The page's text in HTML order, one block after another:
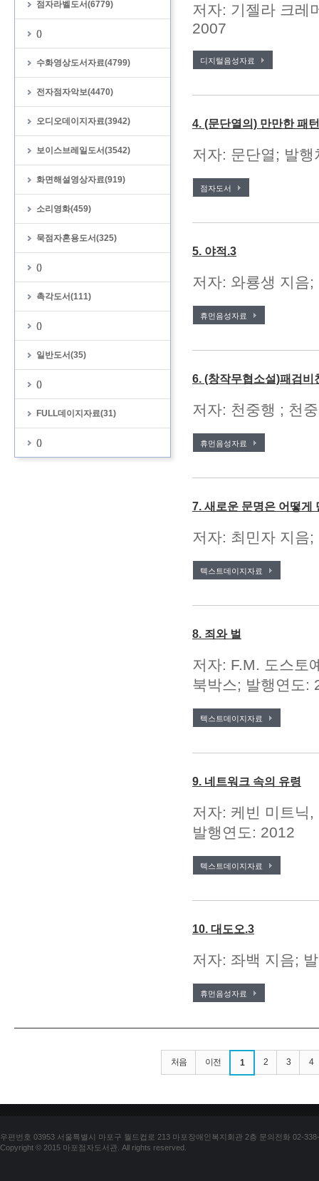
점자라벨도서(6779)
()
수화영상도서자료(4799)
전자점자악보(4470)
오디오데이지자료(3942)
보이스브레일도서(3542)
화면해설영상자료(919)
소리영화(459)
묵점자혼용도서(325)
()
촉각도서(111)
()
일반도서(35)
()
FULL데이지자료(31)
()
저자: 기젤라 크레
2007
디지털음성자료
4. (문단열의) 만만한 패
저자: 문단열; 발
점자도서
5. 야적.3
저자: 와룡생 지음
휴먼음성자료
6. (창작무협소설)패검비
저자: 천중행 ; 천
휴먼음성자료
7. 새로운 문명은 어떻게
저자: 최민자 지음
텍스트데이지자료
8. 죄와 벌
저자: F.M. 도스토
북박스; 발행연도:
텍스트데이지자료
9. 네트워크 속의 유령
저자: 케빈 미트닉
발행연도: 2012
텍스트데이지자료
10. 대도오.3
저자: 좌백 지음;
휴먼음성자료
처음 이전 1 2 3 4
우편번호 03953 서울특별시 마포구 월드컵로 213 마포장애인복지회관 2층 문의전화 02-
Copyright © 2015 마포점자도서관. All rights reserved.